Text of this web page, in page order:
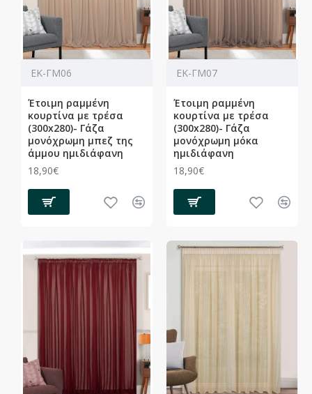
ΕΚ-ΓΜ06
Έτοιμη ραμμένη
κουρτίνα με τρέσα
(300x280)- Γάζα
μονόχρωμη μπεζ της
άμμου ημιδιάφανη
18,90€
ΕΚ-ΓΜ07
Έτοιμη ραμμένη
κουρτίνα με τρέσα
(300x280)- Γάζα
μονόχρωμη μόκα
ημιδιάφανη
18,90€